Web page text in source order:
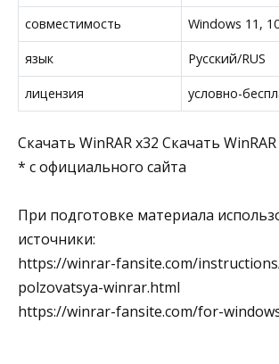
совместимость Windows 11,
язык Русский/RUS
лицензия условно-
Скачать WinRAR x32 Скачать
* с официального сайта
При подготовке материала
источники:
https://winrar-fansite.com/
polzovatsya-winrar.html
https://winrar-fansite.com/for-